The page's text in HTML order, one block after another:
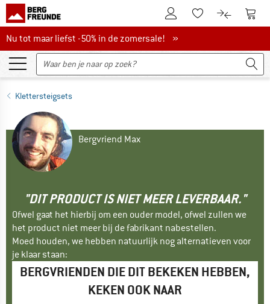
De klantenaccount
Naar deNaar de
Nu tot maar liefst -50% in de zomersale!
Nu tot maar liefst -50% in de zomersale! »
Klettersteigsets
Bergvriend Max
"DIT PRODUCT IS NIET MEER LEVERBAAR."
Ofwel gaat het hierbij om een ouder model, ofwel zullen we
het product niet meer bij de fabrikant nabestellen.
Moed houden, we hebben natuurlijk nog alternatieven voor
je klaar staan:
BERGVRIENDEN DIE DIT BEKEKEN HEBBEN,
KEKEN OOK NAAR